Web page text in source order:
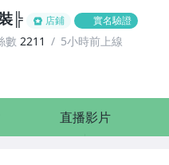
╠ 店鋪 實名驗證
數 2211
5小時前上線
直播影片